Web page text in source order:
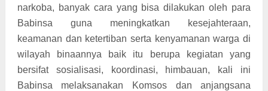
narkoba, banyak cara yang bisa dilakukan oleh para
Babinsa guna meningkatkan kesejahteraan,
keamanan dan ketertiban serta kenyamanan warga di
wilayah binaannya baik itu berupa kegiatan yang
bersifat sosialisasi, koordinasi, himbauan, kali ini
Babinsa melaksanakan Komsos dan anjangsana